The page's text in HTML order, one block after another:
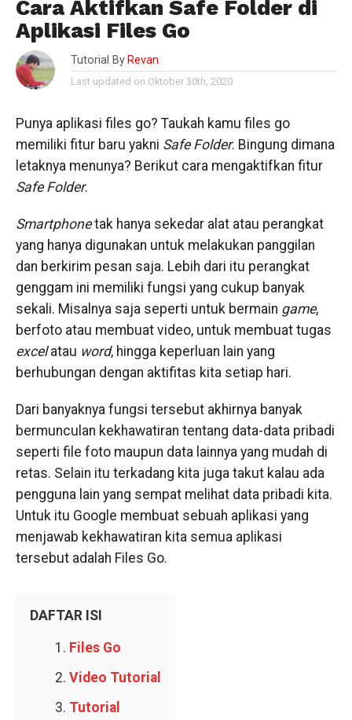
Cara Aktifkan Safe Folder di
Aplikasi Files Go
Tutorial By Revan
Last updated on Oktober 30th, 2020
Punya aplikasi files go? Taukah kamu files go
memiliki fitur baru yakni Safe Folder. Bingung dimana
letaknya menunya? Berikut cara mengaktifkan fitur
Safe Folder.
Smartphonetak hanya sekedar alat atau perangkat
yang hanya digunakan untuk melakukan panggilan
dan berkirim pesan saja. Lebih dari itu perangkat
genggam ini memiliki fungsi yang cukup banyak
sekali. Misalnya saja seperti untuk bermain game,
berfoto atau membuat video, untuk membuat tugas
excelatau word, hingga keperluan lain yang
berhubungan dengan aktifitas kita setiap hari.
Dari banyaknya fungsi tersebut akhirnya banyak
bermunculan kekhawatiran tentang data-data pribadi
seperti file foto maupun data lainnya yang mudah di
retas. Selain itu terkadang kita juga takut kalau ada
pengguna lain yang sempat melihat data pribadi kita.
Untuk itu Google membuat sebuah aplikasi yang
menjawab kekhawatiran kita semua aplikasi
tersebut adalah Files Go.
DAFTAR ISI
Files Go
Video Tutorial
Tutorial